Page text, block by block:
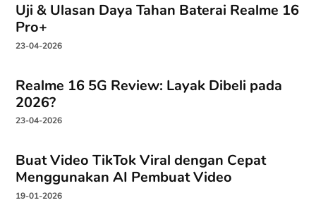
Uji & Ulasan Daya Tahan Baterai Realme 16
Pro+
23-04-2026
Realme 16 5G Review: Layak Dibeli pada
2026?
23-04-2026
Buat Video TikTok Viral dengan Cepat
Menggunakan AI Pembuat Video
19-01-2026